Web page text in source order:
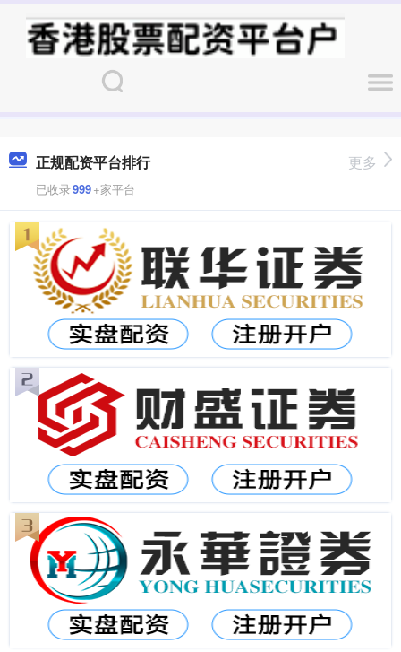
正规配资平台排行
已收录999+家平台
更多